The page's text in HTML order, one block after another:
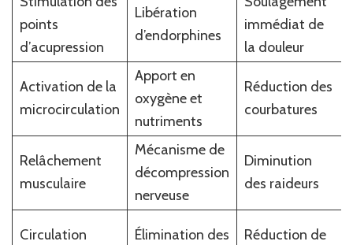
points
d’acupression
Libération
d’endorphines
immédiat de
la douleur
Activation de la
microcirculation
Apport en
oxygène et
nutriments
Réduction des
courbatures
Relâchement
musculaire
Mécanisme de
décompression
nerveuse
Diminution
des raideurs
Circulation
Élimination des
Réduction de